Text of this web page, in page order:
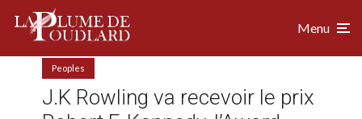
Menu
Peoples
J.K Rowling va recevoir le prix